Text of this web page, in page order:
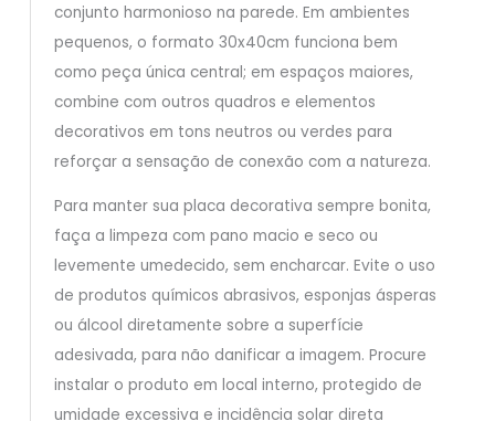
conjunto harmonioso na parede. Em ambientes
pequenos, o formato 30x40cm funciona bem
como peça única central; em espaços maiores,
combine com outros quadros e elementos
decorativos em tons neutros ou verdes para
reforçar a sensação de conexão com a natureza.
Para manter sua placa decorativa sempre bonita,
faça a limpeza com pano macio e seco ou
levemente umedecido, sem encharcar. Evite o uso
de produtos químicos abrasivos, esponjas ásperas
ou álcool diretamente sobre a superfície
adesivada, para não danificar a imagem. Procure
instalar o produto em local interno, protegido de
umidade excessiva e incidência solar direta